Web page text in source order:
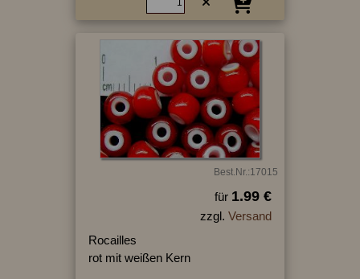
Best.Nr.:17015
für 1.99 €
zzgl. Versand
Rocailles
rot mit weißen Kern